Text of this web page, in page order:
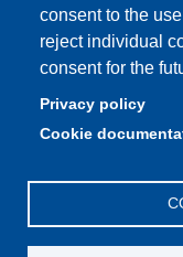
consent to the
reject individual
consent for the
Privacy policy
Cookie
Dipartimento di
Sede: Viale Timavo
Area Didattica:
Segreteria:
Telefono: 0522/